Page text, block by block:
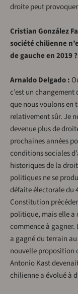
droite peut provoquer
Cristian González
société chilienne
de gauche en 2019 ?
Arnaldo Delgado :
c’est un changement
que nous voulons en
relativement sûr. Je
devenue plus de
prochaines années
conditions sociales
historiques de la
politiques ne se
défaite électorale du
Constitution
politique, mais elle a
commence à gagner.
a gagné du terrain
nouvelle proposition
Antonio Kast
chilienne a évolué à